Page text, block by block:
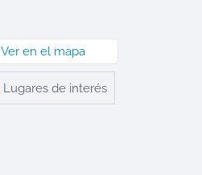
Ver en el mapa
Lugares de interés